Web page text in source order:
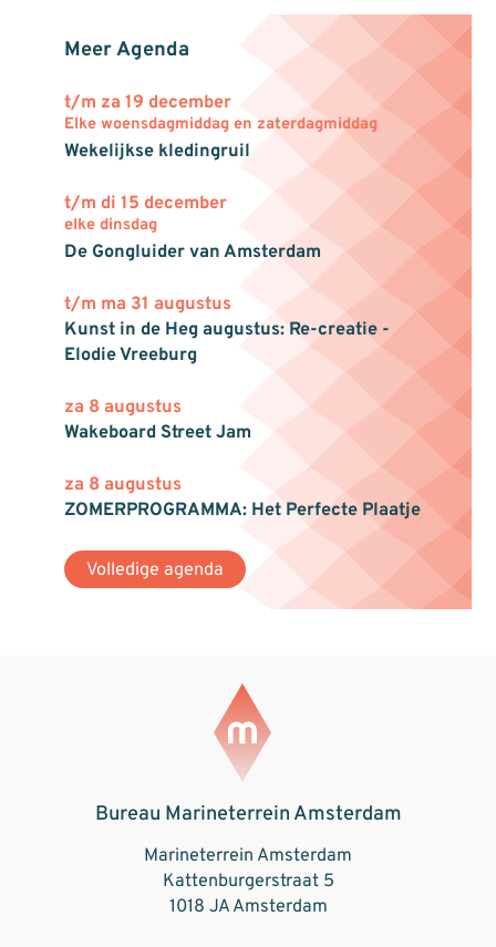
Meer Agenda
t/m za 19 december
Elke woensdagmiddag en zaterdagmiddag
Wekelijkse kledingruil
t/m di 15 december
elke dinsdag
De Gongluider van Amsterdam
t/m ma 31 augustus
Kunst in de Heg augustus: Re-creatie -
Elodie Vreeburg
za 8 augustus
Wakeboard Street Jam
za 8 augustus
ZOMERPROGRAMMA: Het Perfecte Plaatje
Volledige agenda
Bureau Marineterrein Amsterdam
Marineterrein Amsterdam
Kattenburgerstraat 5
1018 JA Amsterdam